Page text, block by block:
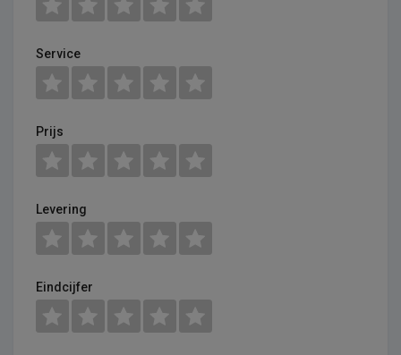
Service
Prijs
Levering
Eindcijfer